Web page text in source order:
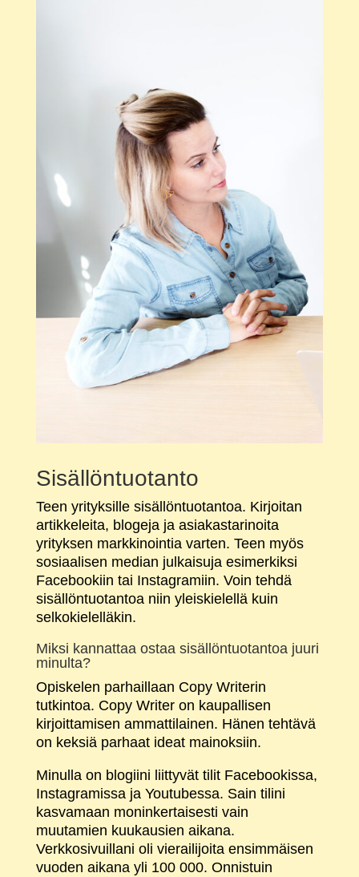
Sisällöntuotanto
Teen yrityksille sisällöntuotantoa. Kirjoitan
artikkeleita, blogeja ja asiakastarinoita
yrityksen markkinointia varten. Teen myös
sosiaalisen median julkaisuja esimerkiksi
Facebookiin tai Instagramiin. Voin tehdä
sisällöntuotantoa niin yleiskielellä kuin
selkokielelläkin.
Miksi kannattaa ostaa sisällöntuotantoa juuri
minulta?
Opiskelen parhaillaan Copy Writerin
tutkintoa. Copy Writer on kaupallisen
kirjoittamisen ammattilainen. Hänen tehtävä
on keksiä parhaat ideat mainoksiin.
Minulla on blogiini liittyvät tilit Facebookissa,
Instagramissa ja Youtubessa. Sain tilini
kasvamaan moninkertaisesti vain
muutamien kuukausien aikana.
Verkkosivuillani oli vierailijoita ensimmäisen
vuoden aikana yli 100 000. Onnistuin